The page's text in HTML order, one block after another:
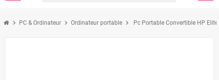
chevron_right PC & Ordinateur chevron_right Ordinateur portable chevron_right Pc Portable Convertible HP